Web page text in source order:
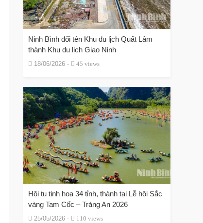
Ninh Bình đổi tên Khu du lịch Quất Lâm
thành Khu du lịch Giao Ninh
18/06/2026 - 45 views
Hội tụ tinh hoa 34 tỉnh, thành tại Lễ hội Sắc
vàng Tam Cốc – Tràng An 2026
25/05/2026 - 110 views